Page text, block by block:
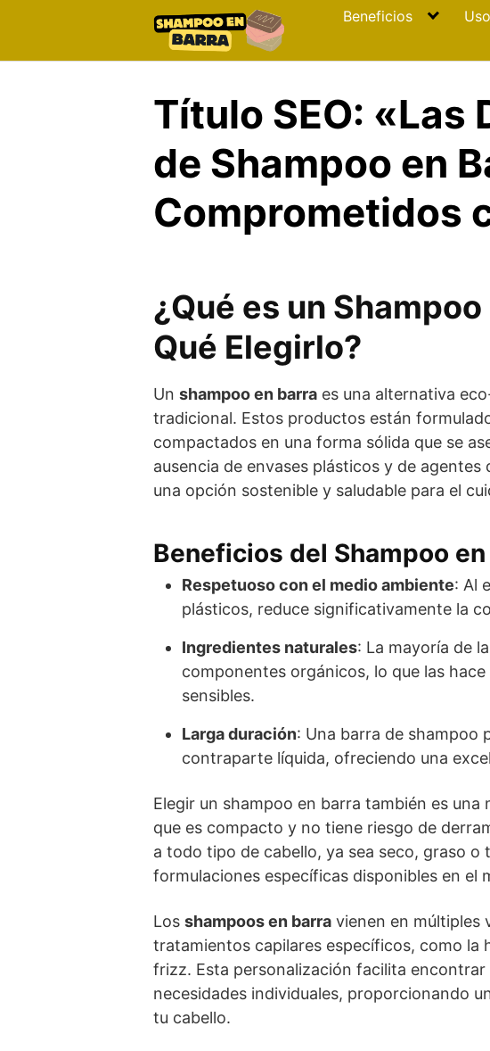
Beneficios Uso
Título SEO: «Las
de Shampoo en
Comprometidos
¿Qué es un
Qué Elegirlo?
Un shampoo en barra es una alternativa
tradicional. Estos productos están
compactados en una forma sólida que se
ausencia de envases plásticos y de
una opción sostenible y saludable para el
Beneficios del Shampoo en
Respetuoso con el medio ambiente: Al
plásticos, reduce significativamente la
Ingredientes naturales: La mayoría de
componentes orgánicos, lo que las
sensibles.
Larga duración: Una barra de shampoo
contraparte líquida, ofreciendo una
Elegir un shampoo en barra también es
que es compacto y no tiene riesgo de
a todo tipo de cabello, ya sea seco, graso o
formulaciones específicas disponibles en el
Los shampoos en barra vienen en múltiples
tratamientos capilares específicos, como
frizz. Esta personalización facilita
necesidades individuales, proporcionando
tu cabello.